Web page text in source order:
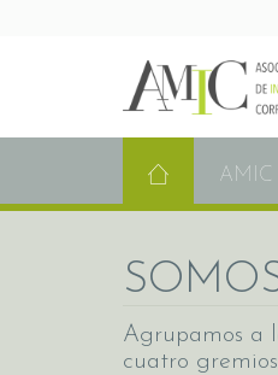
AMIC
Agrupamos a
cuatro